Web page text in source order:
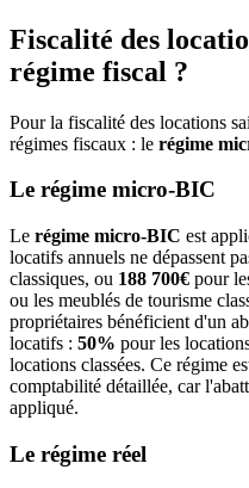
Fiscalité des
régime fiscal ?
Pour la fiscalité des locations
régimes fiscaux : le régime
Le régime micro-BIC
Le régime micro-BIC est
locatifs annuels ne dépassent
classiques, ou 188 700€ pour
ou les meublés de tourisme
propriétaires bénéficient d'un
locatifs : 50% pour les
locations classées. Ce régime
comptabilité détaillée, car
appliqué.
Le régime réel